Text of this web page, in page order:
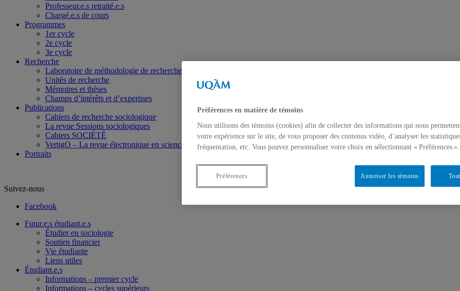
Professeur.e.s retraité.e.s
Chargé.e.s de cours
Programmes
1er cycle
2e cycle
3e cycle
Recherche
Laboratoire de méthodologie de recherche en Sociologie
Unités de recherche
Mémoires et thèses
Champs d’intérêts et d’expertises
Publications
Cahiers de recherche sociologique
La revue Sessions sociologiques
Cahiers SOCIÉTÉ
VertigO – La revue électronique en sciences de l’environnement
Portraits
Suivez-nous
Facebook
Futur.e.s étudiant.e.s
Étudier en sociologie
Soutien financier
Vie étudiante
Liens utiles
Étudiant.e.s
Informations – premier cycle
Informations – cycles supérieurs
Préférences en matière de témoins
Nous utilisons des témoins (cookies) afin de collecter des informations qui nous
votre expérience sur le site, de vous proposer des contenus vidéo, d’analyser les
fréquentation, etc. Vous pouvez personnaliser votre choix en sélectionnant « Préférences ».
Autoriser les témoins
Préférences